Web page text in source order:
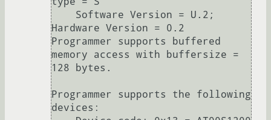
Hardware Version = 0.2
Programmer supports buffered
memory access with buffersize =
128 bytes.
Programmer supports the following
devices: